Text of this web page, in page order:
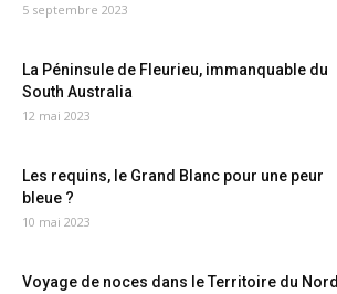
5 septembre 2023
La Péninsule de Fleurieu, immanquable du
South Australia
12 mai 2023
Les requins, le Grand Blanc pour une peur
bleue ?
10 mai 2023
Voyage de noces dans le Territoire du Nord